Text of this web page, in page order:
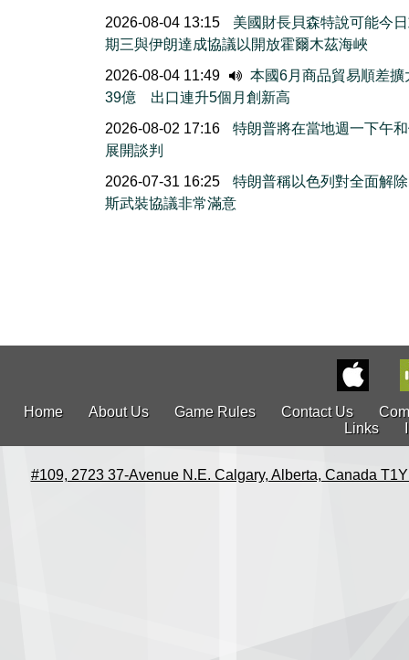
2026-08-04 13:15
美國財長貝森特說可能今
期三與伊朗達成協議以開放霍爾木茲海峽
2026-08-04 11:49
本國6月商品貿易順差擴
39億 出口連升5個月創新高
2026-08-02 17:16
特朗普將在當地週一下午
展開談判
2026-07-31 16:25
特朗普稱以色列對全面解
斯武裝協議非常滿意
Home About Us Game Rules Contact Us
Links
#109, 2723 37-Avenue N.E. Calgary, Alberta, Canada